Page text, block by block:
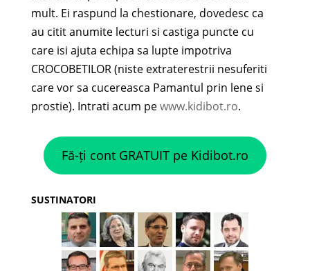
mult. Ei raspund la chestionare, dovedesc ca
au citit anumite lecturi si castiga puncte cu
care isi ajuta echipa sa lupte impotriva
CROCOBETILOR (niste extraterestrii nesuferiti
care vor sa cucereasca Pamantul prin lene si
prostie). Intrati acum pewww.kidibot.ro.
Fă-ți cont GRATUIT pe Kidibot.ro
SUSTINATORI